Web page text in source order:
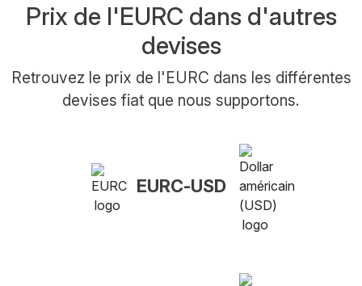
Prix de l'EURC dans d'autres
devises
Retrouvez le prix de l'EURC dans les différentes
devises fiat que nous supportons.
EURC-USD